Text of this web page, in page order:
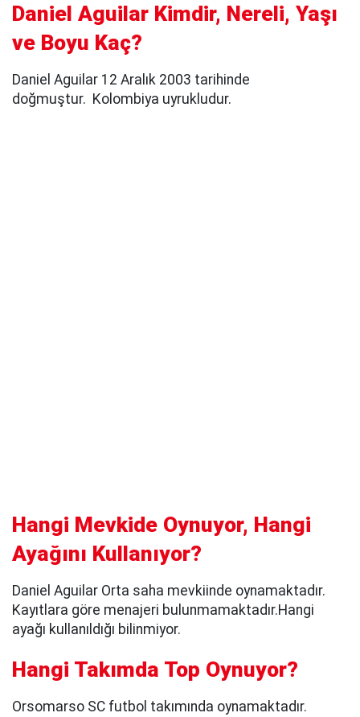
Daniel Aguilar Kimdir, Nereli, Yaşı
ve Boyu Kaç?
Daniel Aguilar 12 Aralık 2003 tarihinde
doğmuştur. Kolombiya uyrukludur.
Hangi Mevkide Oynuyor, Hangi
Ayağını Kullanıyor?
Daniel Aguilar Orta saha mevkiinde oynamaktadır.
Kayıtlara göre menajeri bulunmamaktadır.Hangi
ayağı kullanıldığı bilinmiyor.
Hangi Takımda Top Oynuyor?
Orsomarso SC futbol takımında oynamaktadır.